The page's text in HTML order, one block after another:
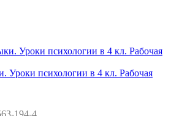
Уроки психологии в 4 кл. Рабочая